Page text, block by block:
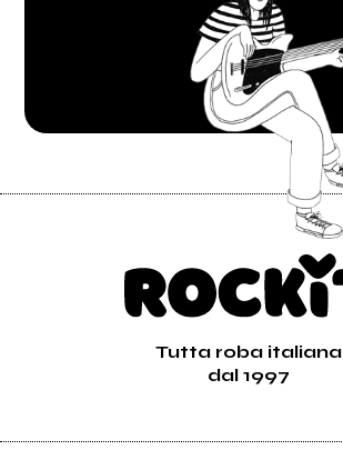
Tutta roba italiana
dal 1997